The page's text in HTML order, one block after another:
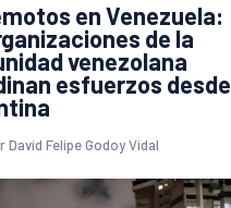
en Venezuela:
de la
venezolana
esfuerzos desde
David Felipe Godoy Vidal